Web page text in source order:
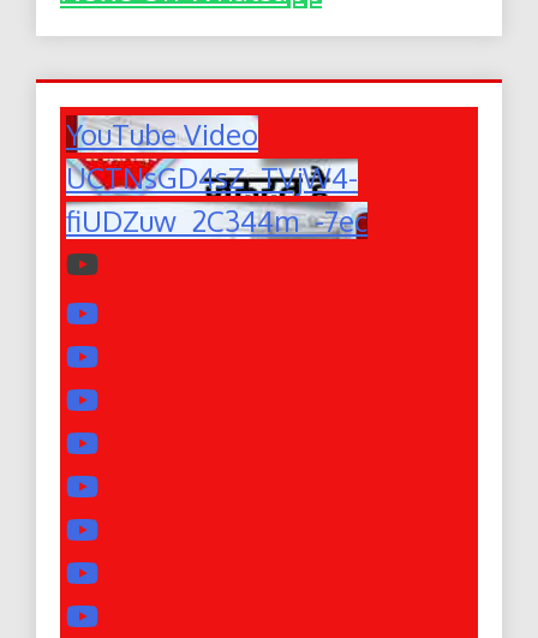
YouTube Video
UCTNsGD4sZ_TVjW4-
fiUDZuw_2C344m_-7ec